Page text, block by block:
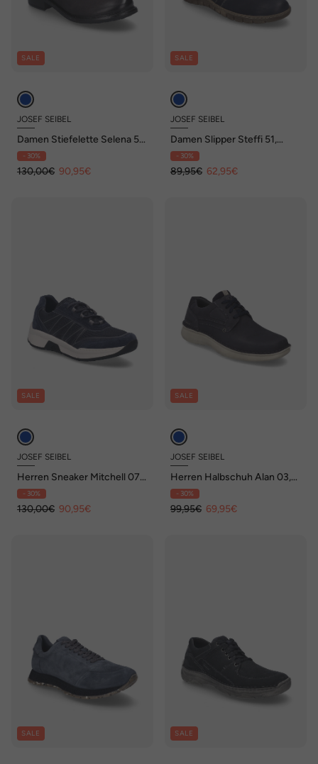
SALE
JOSEF SEIBEL
Damen Stiefelette Selena 52,
ocean
- 30%
130,00€ 90,95€
SALE
JOSEF SEIBEL
Damen Slipper Steffi 51,
ocean
- 30%
89,95€ 62,95€
SALE
JOSEF SEIBEL
Herren Sneaker Mitchell 07,
ocean
- 30%
130,00€ 90,95€
SALE
JOSEF SEIBEL
Herren Halbschuh Alan 03,
indigo
- 30%
99,95€ 69,95€
SALE SALE